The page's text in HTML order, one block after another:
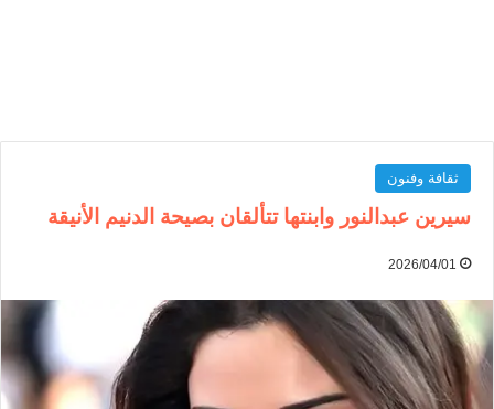
ثقافة وفنون
سيرين عبدالنور وابنتها تتألقان بصيحة الدنيم الأنيقة
2026/04/01